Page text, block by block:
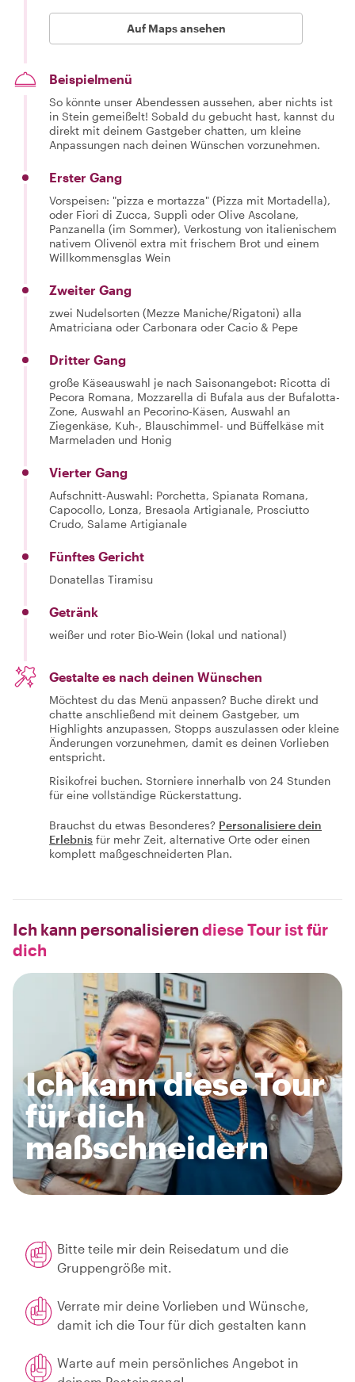
Auf Maps ansehen
Beispielmenü
So könnte unser Abendessen aussehen, aber nichts ist
in Stein gemeißelt! Sobald du gebucht hast, kannst du
direkt mit deinem Gastgeber chatten, um kleine
Anpassungen nach deinen Wünschen vorzunehmen.
Erster Gang
Vorspeisen: "pizza e mortazza" (Pizza mit Mortadella),
oder Fiori di Zucca, Supplì oder Olive Ascolane,
Panzanella (im Sommer), Verkostung von italienischem
nativem Olivenöl extra mit frischem Brot und einem
Willkommensglas Wein
Zweiter Gang
zwei Nudelsorten (Mezze Maniche/Rigatoni) alla
Amatriciana oder Carbonara oder Cacio & Pepe
Dritter Gang
große Käseauswahl je nach Saisonangebot: Ricotta di
Pecora Romana, Mozzarella di Bufala aus der Bufalotta-
Zone, Auswahl an Pecorino-Käsen, Auswahl an
Ziegenkäse, Kuh-, Blauschimmel- und Büffelkäse mit
Marmeladen und Honig
Vierter Gang
Aufschnitt-Auswahl: Porchetta, Spianata Romana,
Capocollo, Lonza, Bresaola Artigianale, Prosciutto
Crudo, Salame Artigianale
Fünftes Gericht
Donatellas Tiramisu
Getränk
weißer und roter Bio-Wein (lokal und national)
Gestalte es nach deinen Wünschen
Möchtest du das Menü anpassen? Buche direkt und
chatte anschließend mit deinem Gastgeber, um
Highlights anzupassen, Stopps auszulassen oder kleine
Änderungen vorzunehmen, damit es deinen Vorlieben
entspricht.
Risikofrei buchen. Storniere innerhalb von 24 Stunden
für eine vollständige Rückerstattung.
Brauchst du etwas Besonderes? Personalisiere dein
Erlebnis für mehr Zeit, alternative Orte oder einen
komplett maßgeschneiderten Plan.
Ich kann personalisieren diese Tour ist für
dich
Ich kann diese Tour
für dich
maßschneidern
Bitte teile mir dein Reisedatum und die
Gruppengröße mit.
Verrate mir deine Vorlieben und Wünsche,
damit ich die Tour für dich gestalten kann
Warte auf mein persönliches Angebot in